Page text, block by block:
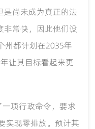
是尚未成为真正的法
非常快，因此他们设
州都计划在2035年
让其目标看起来更
项行政命令，要求
实现零排放。预计其